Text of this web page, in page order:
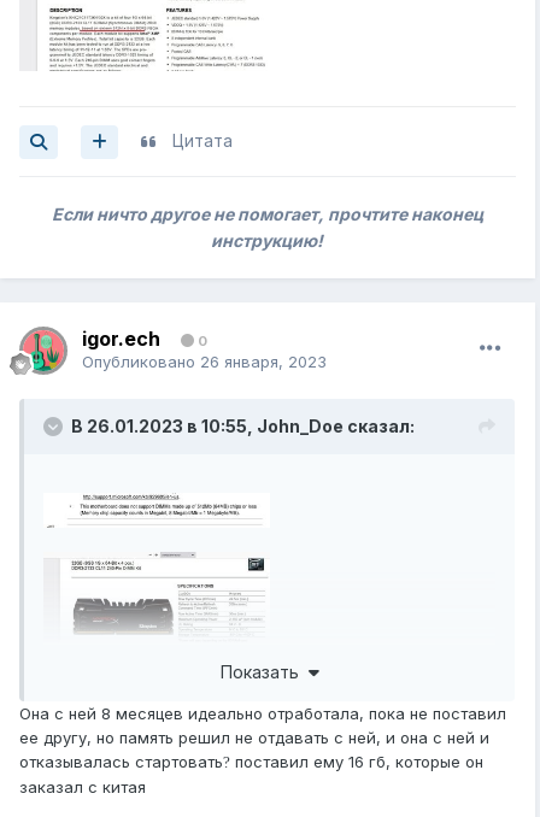
Цитата
Если ничто другое не помогает, прочтите наконец
инструкцию!
igor.ech 0
Опубликовано 26 января, 2023
В 26.01.2023 в 10:55, John_Doe сказал:
Показать
Она с ней 8 месяцев идеально отработала, пока не поставил
ее другу, но память решил не отдавать с ней, и она с ней и
отказывалась стартовать? поставил ему 16 гб, которые он
заказал с китая